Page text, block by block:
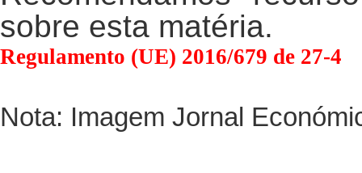
sobre esta matéria.
Regulamento (UE) 2016/679 de 27-4
Nota: Imagem Jornal